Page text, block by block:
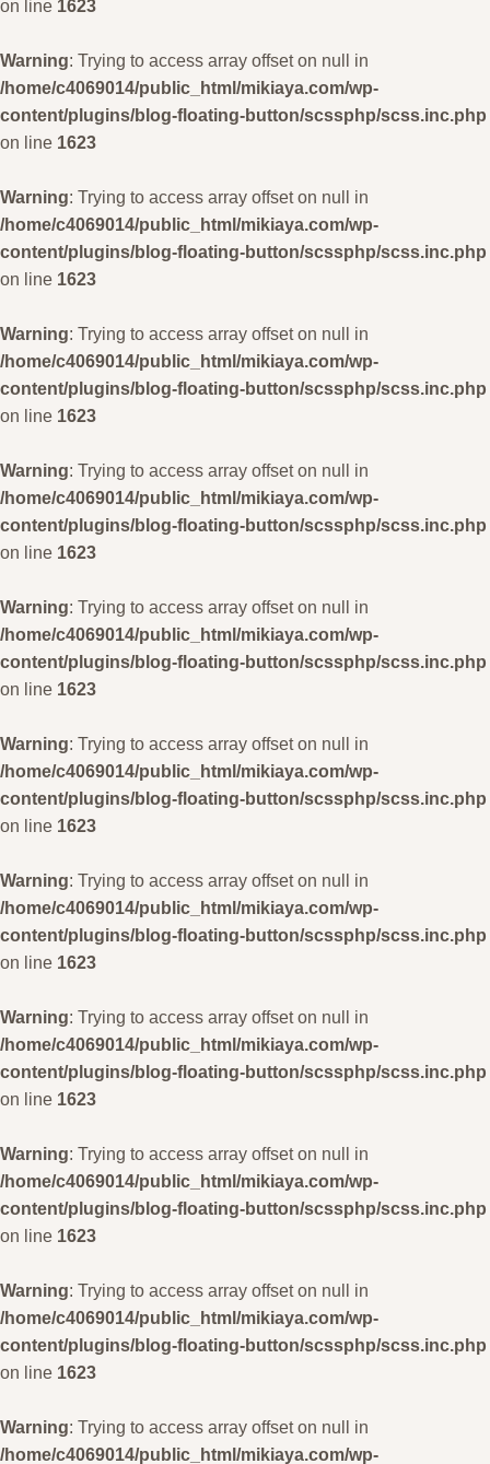
on line 1623
Warning: Trying to access array offset on null in
/home/c4069014/public_html/mikiaya.com/wp-
content/plugins/blog-floating-button/scssphp/scss.inc.php
on line 1623
Warning: Trying to access array offset on null in
/home/c4069014/public_html/mikiaya.com/wp-
content/plugins/blog-floating-button/scssphp/scss.inc.php
on line 1623
Warning: Trying to access array offset on null in
/home/c4069014/public_html/mikiaya.com/wp-
content/plugins/blog-floating-button/scssphp/scss.inc.php
on line 1623
Warning: Trying to access array offset on null in
/home/c4069014/public_html/mikiaya.com/wp-
content/plugins/blog-floating-button/scssphp/scss.inc.php
on line 1623
Warning: Trying to access array offset on null in
/home/c4069014/public_html/mikiaya.com/wp-
content/plugins/blog-floating-button/scssphp/scss.inc.php
on line 1623
Warning: Trying to access array offset on null in
/home/c4069014/public_html/mikiaya.com/wp-
content/plugins/blog-floating-button/scssphp/scss.inc.php
on line 1623
Warning: Trying to access array offset on null in
/home/c4069014/public_html/mikiaya.com/wp-
content/plugins/blog-floating-button/scssphp/scss.inc.php
on line 1623
Warning: Trying to access array offset on null in
/home/c4069014/public_html/mikiaya.com/wp-
content/plugins/blog-floating-button/scssphp/scss.inc.php
on line 1623
Warning: Trying to access array offset on null in
/home/c4069014/public_html/mikiaya.com/wp-
content/plugins/blog-floating-button/scssphp/scss.inc.php
on line 1623
Warning: Trying to access array offset on null in
/home/c4069014/public_html/mikiaya.com/wp-
content/plugins/blog-floating-button/scssphp/scss.inc.php
on line 1623
Warning: Trying to access array offset on null in
/home/c4069014/public_html/mikiaya.com/wp-